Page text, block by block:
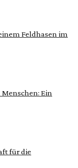
Feldhasen im
Ein
für die